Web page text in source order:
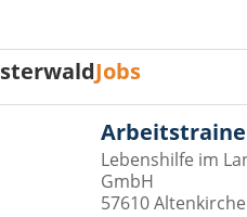
Jobs
Lebenshilfe im
GmbH
57610